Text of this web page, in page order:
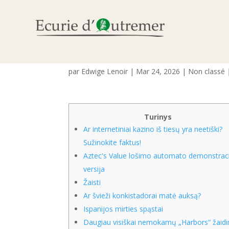
Prieš 40 metų
par Edwige Lenoir | Mar 24, 2026 | Non classé |
Turinys
Ar internetiniai kazino iš tiesų yra neetiški?
Sužinokite faktus!
Aztec's Value lošimo automato
versija
Žaisti
Ar švieži konkistadorai matė auksą?
Ispanijos mirties spąstai
Daugiau visiškai nemokamų „Harbors“